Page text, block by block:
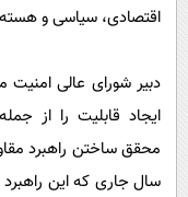
اقتصادی، سیاسی و
دبیر شورای عالی
ایجاد قابلیت را از
محقق ساختن راهبرد
سال جاری که این راهبرد